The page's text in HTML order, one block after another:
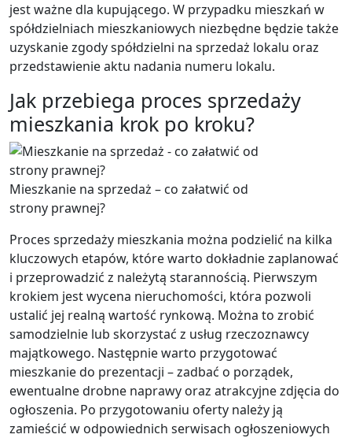
jest ważne dla kupującego. W przypadku mieszkań w
spółdzielniach mieszkaniowych niezbędne będzie także
uzyskanie zgody spółdzielni na sprzedaż lokalu oraz
przedstawienie aktu nadania numeru lokalu.
Jak przebiega proces sprzedaży
mieszkania krok po kroku?
Mieszkanie na sprzedaż – co załatwić od
strony prawnej?
Proces sprzedaży mieszkania można podzielić na kilka
kluczowych etapów, które warto dokładnie zaplanować
i przeprowadzić z należytą starannością. Pierwszym
krokiem jest wycena nieruchomości, która pozwoli
ustalić jej realną wartość rynkową. Można to zrobić
samodzielnie lub skorzystać z usług rzeczoznawcy
majątkowego. Następnie warto przygotować
mieszkanie do prezentacji – zadbać o porządek,
ewentualne drobne naprawy oraz atrakcyjne zdjęcia do
ogłoszenia. Po przygotowaniu oferty należy ją
zamieścić w odpowiednich serwisach ogłoszeniowych